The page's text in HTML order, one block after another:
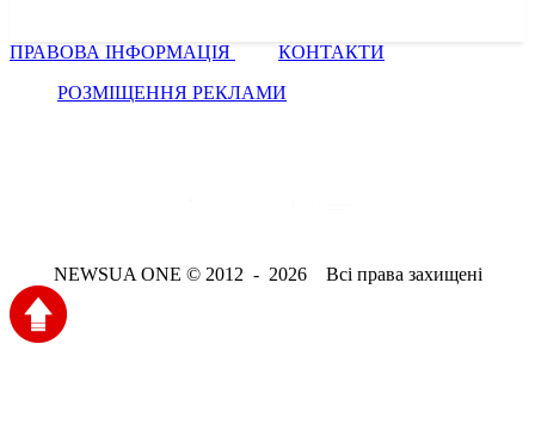
ПРАВОВА ІНФОРМАЦІЯ
КОНТАКТИ
РОЗМІЩЕННЯ РЕКЛАМИ
NEWSUA ONE © 2012 - 2026 Всі права захищені